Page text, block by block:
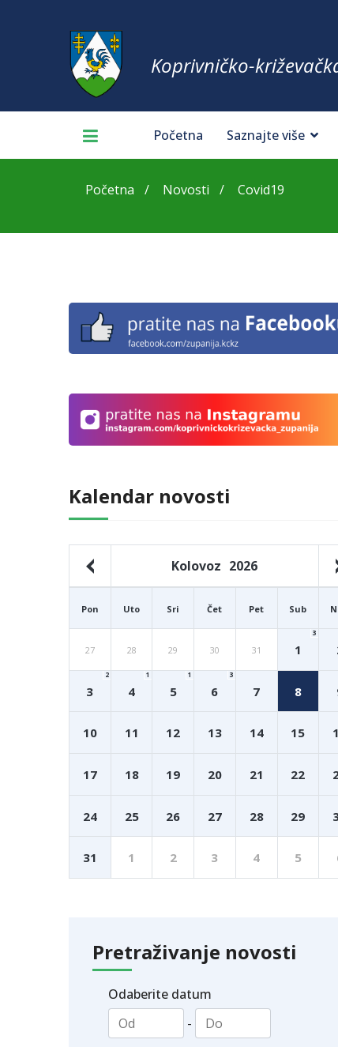
Koprivničko-
Početna Saznajte više
Početna Novosti Covid19
Kalendar novosti
Kolovoz 2026
Pon Uto Sri Čet Pet Sub
27 28 29 30 31 1
3
3
2
4
1
5
1
6
3
7 8
10 11 12 13 14 15
17 18 19 20 21 22
24 25 26 27 28 29
31 1 2 3 4 5
Pretraživanje novosti
Odaberite datum
-